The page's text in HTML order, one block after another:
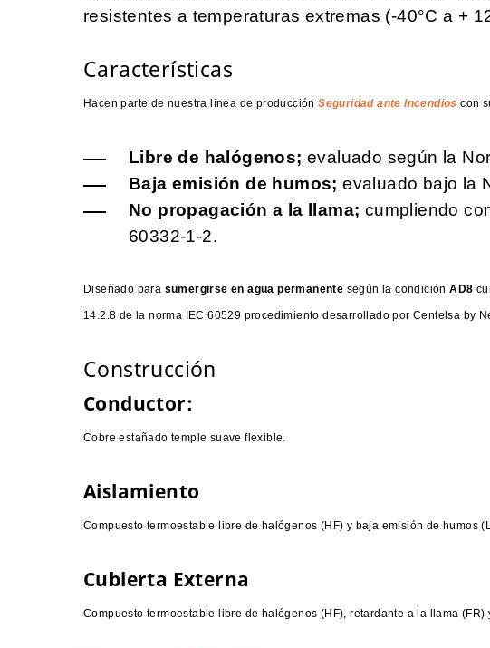
resistentes a temperaturas extremas (-40°C a +
Características
Hacen parte de nuestra línea de producciónSeguridad ante Incendios con
Libre de halógenos; evaluado según la
Baja emisión de humos;evaluado bajo la
No propagación a la llama; cumpliendo
60332-1-2.
Diseñado para sumergirse en agua permanente según la condiciónAD8
14.2.8 de la norma IEC 60529 procedimiento desarrollado por Centelsa by
Construcción
Conductor:
Cobre estañado temple suave flexible.
Aislamiento
Compuesto termoestable libre de halógenos (HF) y baja emisión de humos
Cubierta Externa
Compuesto termoestable libre de halógenos (HF), retardante a la llama (FR)